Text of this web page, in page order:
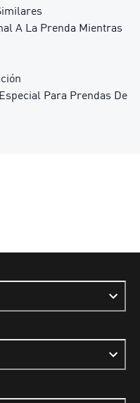
A La Prenda Mientras
Para Prendas De